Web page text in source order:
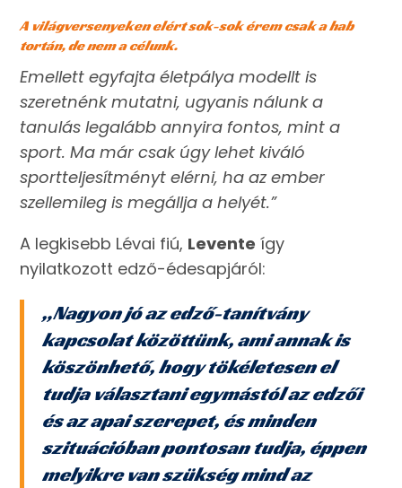
A világversenyeken elért sok-sok érem csak a hab
tortán, de nem a célunk.
Emellett egyfajta életpálya modellt is
szeretnénk mutatni, ugyanis nálunk a
tanulás legalább annyira fontos, mint a
sport. Ma már csak úgy lehet kiváló
sportteljesítményt elérni, ha az ember
szellemileg is megállja a helyét.”
A legkisebb Lévai fiú, Levente így
nyilatkozott edző-édesapjáról:
„Nagyon jó az edző-tanítvány
kapcsolat közöttünk, ami annak is
köszönhető, hogy tökéletesen el
tudja választani egymástól az edzői
és az apai szerepet, és minden
szituációban pontosan tudja, éppen
melyikre van szükség mind az